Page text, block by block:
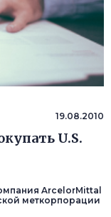
19.08.2010
U.S.
ArcelorMittal
меткорпорации